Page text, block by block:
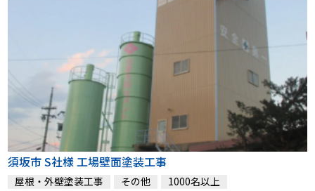
須坂市 S社様 工場壁面塗装工事
屋根・外壁塗装工事 その他
1000名以上